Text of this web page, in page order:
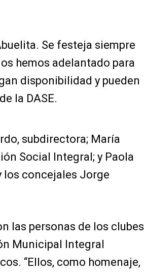
Se festeja siempre
hemos adelantado para
disponibilidad y pueden
la DASE.
subdirectora; María
Social Integral; y Paola
los concejales Jorge
las personas de los clubes
Municipal Integral
“Ellos, como homenaje,